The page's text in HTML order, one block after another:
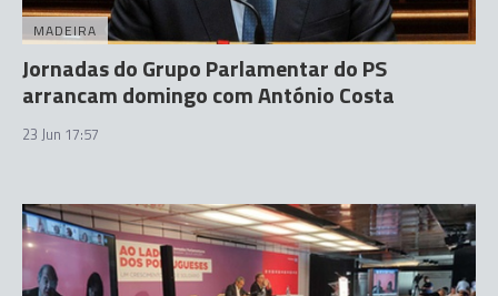
MADEIRA
Jornadas do Grupo Parlamentar do PS
arrancam domingo com António Costa
23 Jun 17:57